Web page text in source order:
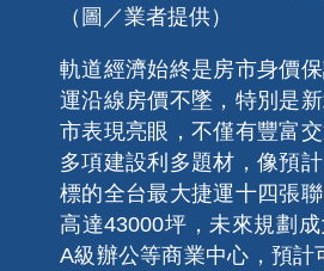
（圖／業者提供）
軌道經濟始終是房市身價
運沿線房價不墜，特別是
市表現亮眼，不僅有豐富
多項建設利多題材，像預
標的全台最大捷運十四張
高達43000坪，未來規劃成
A級辦公等商業中心，預計